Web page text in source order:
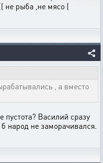
не рыба ,не мясо (
, а вместо
Василий сразу
народ не заморачивался.